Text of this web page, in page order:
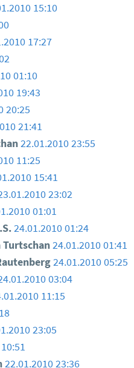
15:10
17:27
01:10
19:43
20:25
21:41
22.01.2010 23:55
11:25
15:41
23:02
01:01
24.01.2010 01:24
24.01.2010 01:41
24.01.2010 05:25
03:04
11:15
23:05
22.01.2010 23:36